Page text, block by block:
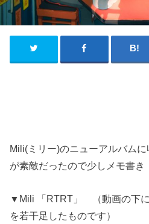
Mili(ミリー)のニューアルバムに
が素敵だったので少しメモ書き
▼Mili 「RTRT」 （動画の下
を若干足したものです）